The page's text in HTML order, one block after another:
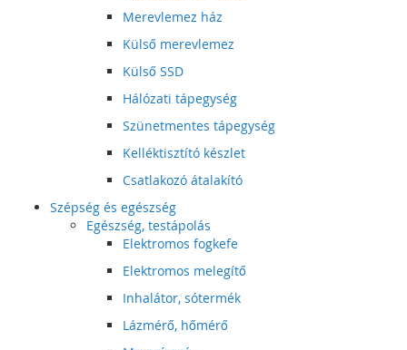
Merevlemez ház
Külső merevlemez
Külső SSD
Hálózati tápegység
Szünetmentes tápegység
Kelléktisztító készlet
Csatlakozó átalakító
Szépség és egészség
Egészség, testápolás
Elektromos fogkefe
Elektromos melegítő
Inhalátor, sótermék
Lázmérő, hőmérő